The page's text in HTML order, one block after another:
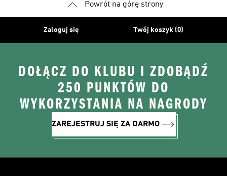
Powrót na górę strony
Zaloguj się Twój koszyk (0)
DOŁĄCZ DO KLUBU I ZDOBĄDŹ
250 PUNKTÓW DO
WYKORZYSTANIA NA NAGRODY
ZAREJESTRUJ SIĘ ZA DARMO